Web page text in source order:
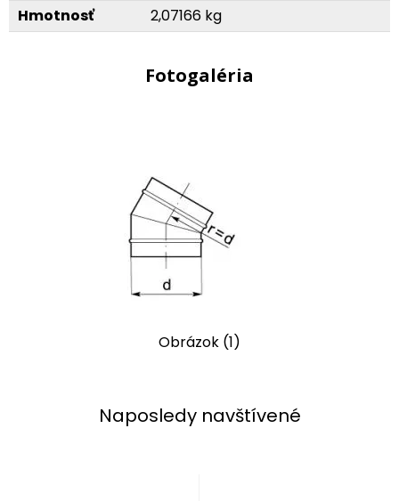
Hmotnosť 2,07166 kg
Fotogaléria
Obrázok (1)
Naposledy navštívené